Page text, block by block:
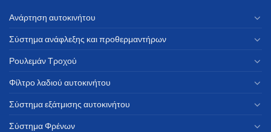
Ανάρτηση αυτοκινήτου
Σύστημα ανάφλεξης και προθερμαντήρων
Ρουλεμάν Τροχού
Φίλτρο λαδιού αυτοκινήτου
Σύστημα εξάτμισης αυτοκινήτου
Σύστημα Φρένων